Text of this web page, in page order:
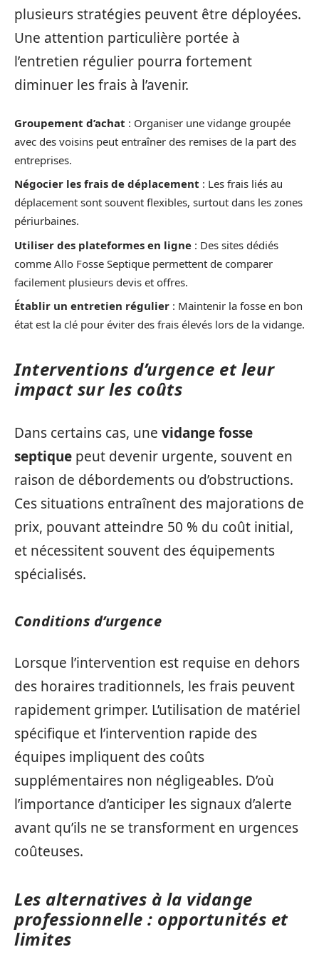
plusieurs stratégies peuvent être déployées.
Une attention particulière portée à
l’entretien régulier pourra fortement
diminuer les frais à l’avenir.
Groupement d’achat : Organiser une vidange groupée
avec des voisins peut entraîner des remises de la part des
entreprises.
Négocier les frais de déplacement : Les frais liés au
déplacement sont souvent flexibles, surtout dans les zones
périurbaines.
Utiliser des plateformes en ligne : Des sites dédiés
comme Allo Fosse Septique permettent de comparer
facilement plusieurs devis et offres.
Établir un entretien régulier : Maintenir la fosse en bon
état est la clé pour éviter des frais élevés lors de la vidange.
Interventions d’urgence et leur
impact sur les coûts
Dans certains cas, une vidange fosse
septique peut devenir urgente, souvent en
raison de débordements ou d’obstructions.
Ces situations entraînent des majorations de
prix, pouvant atteindre 50 % du coût initial,
et nécessitent souvent des équipements
spécialisés.
Conditions d’urgence
Lorsque l’intervention est requise en dehors
des horaires traditionnels, les frais peuvent
rapidement grimper. L’utilisation de matériel
spécifique et l’intervention rapide des
équipes impliquent des coûts
supplémentaires non négligeables. D’où
l’importance d’anticiper les signaux d’alerte
avant qu’ils ne se transforment en urgences
coûteuses.
Les alternatives à la vidange
professionnelle : opportunités et
limites